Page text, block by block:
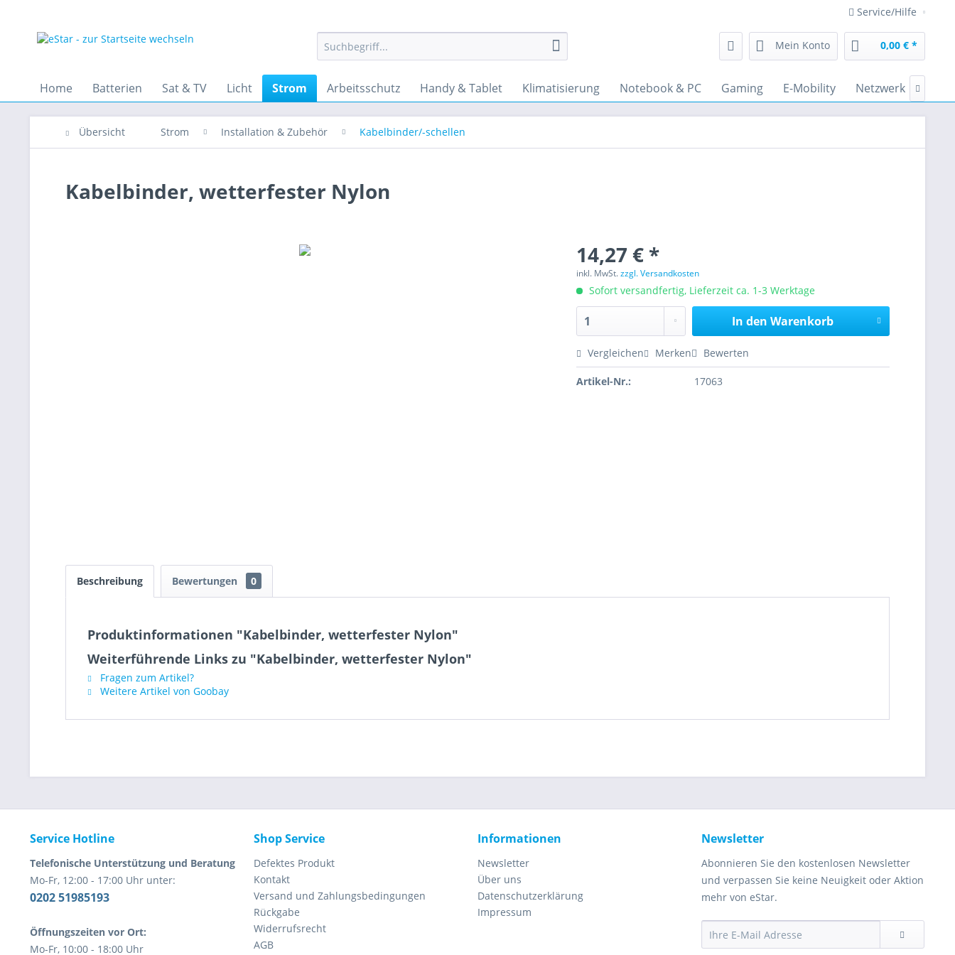
Service/Hilfe
Mein Konto 0,00 € *
Home Batterien Sat & TV Licht Strom Arbeitsschutz Handy & Tablet Klimatisierung Notebook & PC Gaming E-Mobility Netzwerk 
Übersicht Strom Installation & Zubehör Kabelbinder/-schellen
Kabelbinder, wetterfester Nylon
14,27 € *
inkl. MwSt.zzgl. Versandkosten
Sofort versandfertig, Lieferzeit ca. 1-3 Werktage
In den Warenkorb
Vergleichen Merken Bewerten
Artikel-Nr.: 17063
Beschreibung Bewertungen 0
Produktinformationen "Kabelbinder, wetterfester Nylon"
Weiterführende Links zu "Kabelbinder, wetterfester Nylon"
Fragen zum Artikel?
Weitere Artikel von Goobay
Service Hotline
Telefonische Unterstützung und Beratung
Mo-Fr, 12:00 - 17:00 Uhr unter:
0202 51985193
Öffnungszeiten vor Ort:
Mo-Fr, 10:00 - 18:00 Uhr
Shop Service
Defektes Produkt
Kontakt
Versand und Zahlungsbedingungen
Rückgabe
Widerrufsrecht
AGB
Informationen
Newsletter
Über uns
Datenschutzerklärung
Impressum
Newsletter
Abonnieren Sie den kostenlosen Newsletter
und verpassen Sie keine Neuigkeit oder Aktion
mehr von eStar.